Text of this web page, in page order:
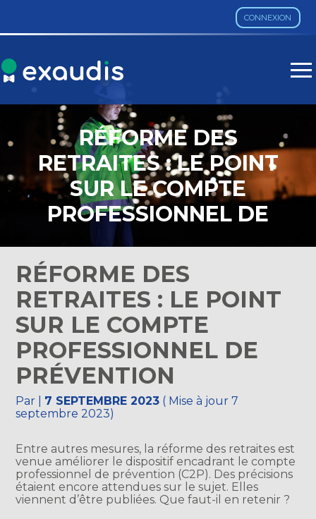
CONNEXION
Aller
RÉFORME DES
RETRAITES : LE POINT
SUR LE COMPTE
PROFESSIONNEL DE
PRÉVENTION
RÉFORME DES
RETRAITES : LE POINT
SUR LE COMPTE
PROFESSIONNEL DE
PRÉVENTION
Par 7 SEPTEMBRE 2023 ( Mise à jour 7
septembre 2023)
Entre autres mesures, la réforme des retraites est
venue améliorer le dispositif encadrant le compte
professionnel de prévention (C2P). Des précisions
étaient encore attendues sur le sujet. Elles
viennent d’être publiées. Que faut-il en retenir ?